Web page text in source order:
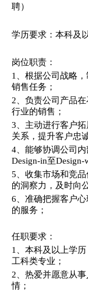
聘）
学历要求：本科及
岗位职责：
1、根据公司战略
销售任务；
2、负责公司产品
行业的销售；
3、主动进行客户
关系，提升客户忠
4、能够协调公司内
Design-in至Design-
5、收集市场和竞
的洞察力，及时向
6、准确把握客户
的服务；
任职要求：
1、本科及以上学
工科类专业；
2、热爱并愿意从
情；